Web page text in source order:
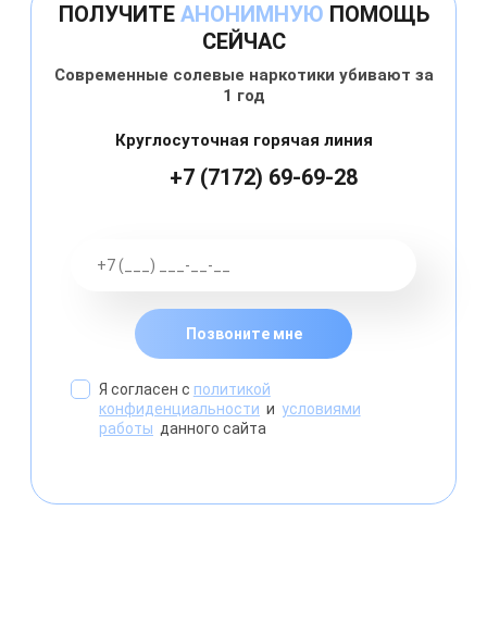
ПОЛУЧИТЕ АНОНИМНУЮ ПОМОЩЬ
СЕЙЧАС
Современные солевые наркотики убивают за
1 год
Круглосуточная горячая линия
+7 (7172) 69-69-28
Позвоните мне
Я согласен с политикой
конфиденциальности и условиями
работы данного сайта